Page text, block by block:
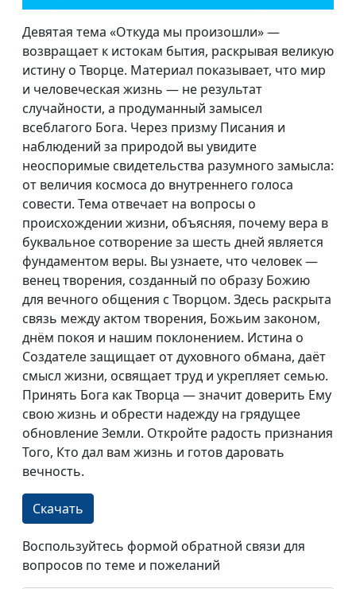
Девятая тема «Откуда мы произошли» —
возвращает к истокам бытия, раскрывая великую
истину о Творце. Материал показывает, что мир
и человеческая жизнь — не результат
случайности, а продуманный замысел
всеблагого Бога. Через призму Писания и
наблюдений за природой вы увидите
неоспоримые свидетельства разумного замысла:
от величия космоса до внутреннего голоса
совести. Тема отвечает на вопросы о
происхождении жизни, объясняя, почему вера в
буквальное сотворение за шесть дней является
фундаментом веры. Вы узнаете, что человек —
венец творения, созданный по образу Божию
для вечного общения с Творцом. Здесь раскрыта
связь между актом творения, Божьим законом,
днём покоя и нашим поклонением. Истина о
Создателе защищает от духовного обмана, даёт
смысл жизни, освящает труд и укрепляет семью.
Принять Бога как Творца — значит доверить Ему
свою жизнь и обрести надежду на грядущее
обновление Земли. Откройте радость признания
Того, Кто дал вам жизнь и готов даровать
вечность.
Скачать
Воспользуйтесь формой обратной связи для
вопросов по теме и пожеланий